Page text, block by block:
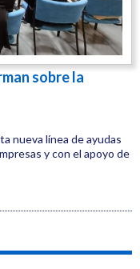
sobre la
nueva línea de ayudas
y con el apoyo de